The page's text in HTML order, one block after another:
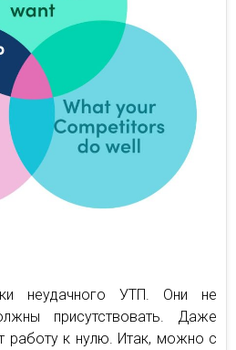
неудачного УТП. Они не
присутствовать. Даже
работу к нулю. Итак, можно с